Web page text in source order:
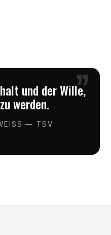
”
und der Wille,
werden.
— TSV